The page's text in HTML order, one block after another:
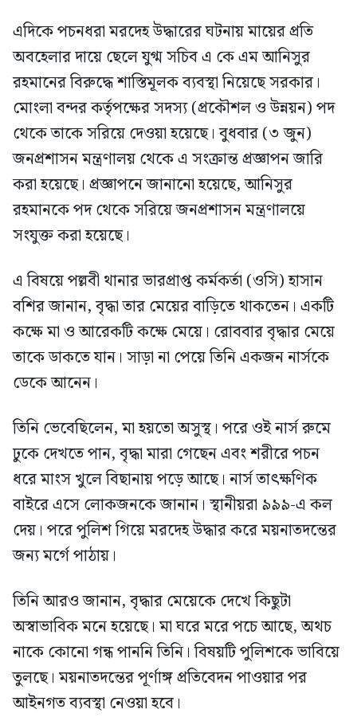
এদিকে পচনধরা মরদেহ উদ্ধারের ঘটনায় মায়ের প্রতি
অবহেলার দায়ে ছেলে যুগ্ম সচিব এ কে এম আনিসুর
রহমানের বিরুদ্ধে শাস্তিমূলক ব্যবস্থা নিয়েছে সরকার।
মোংলা বন্দর কর্তৃপক্ষের সদস্য (প্রকৌশল ও উন্নয়ন) পদ
থেকে তাকে সরিয়ে দেওয়া হয়েছে। বুধবার (৩ জুন)
জনপ্রশাসন মন্ত্রণালয় থেকে এ সংক্রান্ত প্রজ্ঞাপন জারি
করা হয়েছে। প্রজ্ঞাপনে জানানো হয়েছে, আনিসুর
রহমানকে পদ থেকে সরিয়ে জনপ্রশাসন মন্ত্রণালয়ে
সংযুক্ত করা হয়েছে।
এ বিষয়ে পল্লবী থানার ভারপ্রাপ্ত কর্মকর্তা (ওসি) হাসান
বশির জানান, বৃদ্ধা তার মেয়ের বাড়িতে থাকতেন। একটি
কক্ষে মা ও আরেকটি কক্ষে মেয়ে। রোববার বৃদ্ধার মেয়ে
তাকে ডাকতে যান। সাড়া না পেয়ে তিনি একজন নার্সকে
ডেকে আনেন।
তিনি ভেবেছিলেন, মা হয়তো অসুস্থ। পরে ওই নার্স রুমে
ঢুকে দেখতে পান, বৃদ্ধা মারা গেছেন এবং শরীরে পচন
ধরে মাংস খুলে বিছানায় পড়ে আছে। নার্স তাৎক্ষণিক
বাইরে এসে লোকজনকে জানান। স্থানীয়রা ৯৯৯-এ কল
দেয়। পরে পুলিশ গিয়ে মরদেহ উদ্ধার করে ময়নাতদন্তের
জন্য মর্গে পাঠায়।
তিনি আরও জানান, বৃদ্ধার মেয়েকে দেখে কিছুটা
অস্বাভাবিক মনে হয়েছে। মা ঘরে মরে পচে আছে, অথচ
নাকে কোনো গন্ধ পাননি তিনি। বিষয়টি পুলিশকে ভাবিয়ে
তুলছে। ময়নাতদন্তের পূর্ণাঙ্গ প্রতিবেদন পাওয়ার পর
আইনগত ব্যবস্থা নেওয়া হবে।